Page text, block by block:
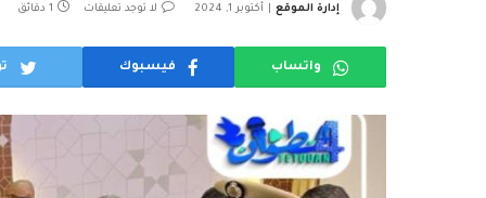
إدارة الموقع أكتوبر 1, 2024 لا توجد تعليقات 1 دقائق
واتساب فيسبوك